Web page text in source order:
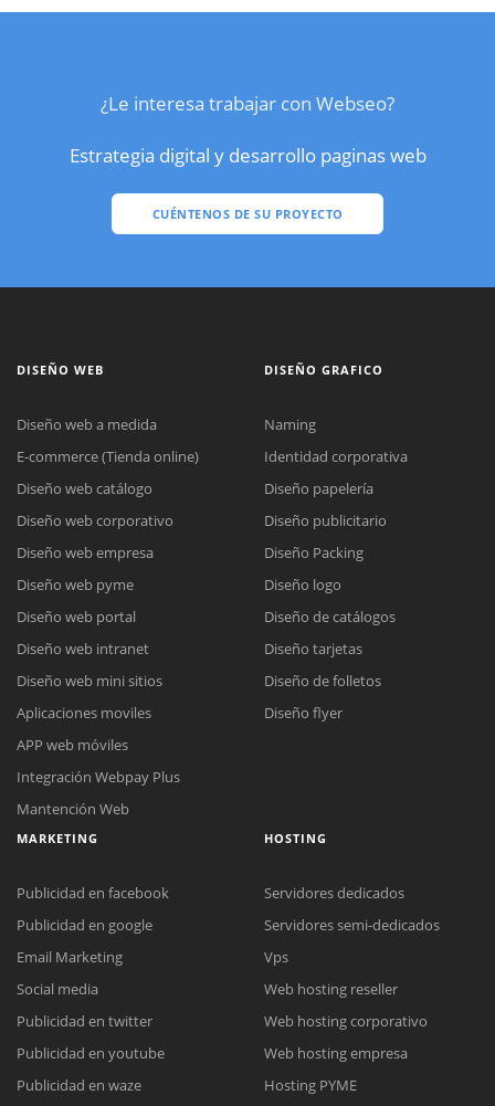
¿Le interesa trabajar con Webseo?
Estrategia digital y desarrollo paginas web
CUÉNTENOS DE SU PROYECTO
Reunión online
Nuestros ejecutivos le enviarán un correo electrónico con el enlace a
Meet para la reunión online.
Cotización
Complete el formulario y nos contactaremos a la brevedad.
Chat Online
para enviarnos un correo electrónico con sus datos personales.
DISEÑO WEB
Diseño web a medida
E-commerce (Tienda online)
Diseño web catálogo
Diseño web corporativo
Diseño web empresa
Diseño web pyme
Diseño web portal
Diseño web intranet
Diseño web mini sitios
Aplicaciones moviles
APP web móviles
Integración Webpay Plus
Mantención Web
DISEÑO GRAFICO
Naming
Identidad corporativa
Diseño papelería
Diseño publicitario
Diseño Packing
Diseño logo
Diseño de catálogos
Diseño tarjetas
Diseño de folletos
Diseño flyer
MARKETING
Publicidad en facebook
Publicidad en google
Email Marketing
Social media
Publicidad en twitter
Publicidad en youtube
Publicidad en waze
HOSTING
Servidores dedicados
Servidores semi-dedicados
Vps
Web hosting reseller
Web hosting corporativo
Web hosting empresa
Hosting PYME